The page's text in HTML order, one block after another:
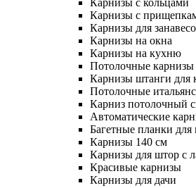
Карнизы с кольцами
Карнизы с
Карнизы для
Карнизы на окна
Карнизы на кухню
Потолочные карнизы
Карнизы штанги для
Потолочные
Карниз потолочный
Автоматические
Багетные планки для
Карнизы 140 см
Карнизы для штор с
Красивые карнизы
Карнизы для дачи